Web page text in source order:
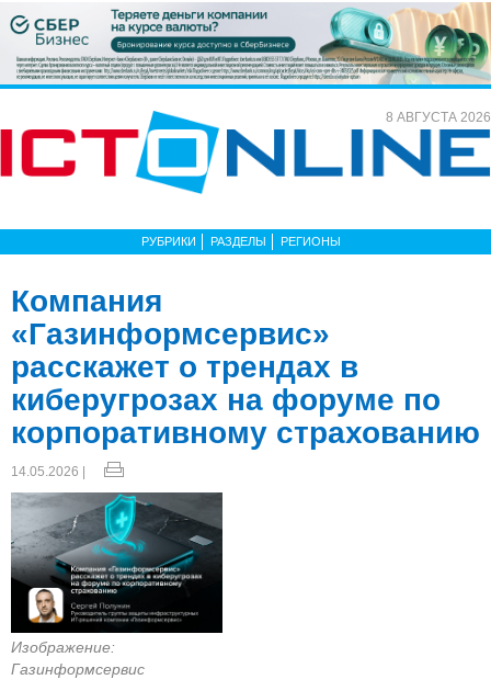
8 АВГУСТА 2026
РУБРИКИ РАЗДЕЛЫ РЕГИОНЫ
Компания
«Газинформсервис»
расскажет о трендах в
киберугрозах на форуме по
корпоративному страхованию
14.05.2026 |
Изображение:
Газинформсервис